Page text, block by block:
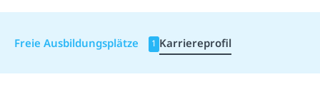
Freie Ausbildungsplätze 1 Karriereprofil